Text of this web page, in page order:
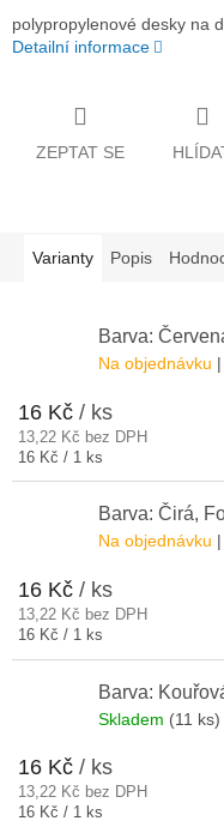
polypropylenové desky na
Detailní informace
ZEPTAT SE
Varianty Popis
Barva:
Na objednávku
16 Kč / ks
13,22 Kč bez DPH
Měrná
16 Kč / 1 ks
Barva: Čirá,
Na objednávku
16 Kč / ks
13,22 Kč bez DPH
Měrná
16 Kč / 1 ks
Barva:
Skladem (11 ks)
16 Kč / ks
13,22 Kč bez DPH
Měrná
16 Kč / 1 ks